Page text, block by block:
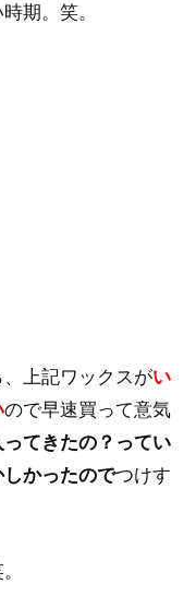
期。笑。
上記ワックスがい
ので早速買って意気
ってきたの？ってい
かったのでつけす